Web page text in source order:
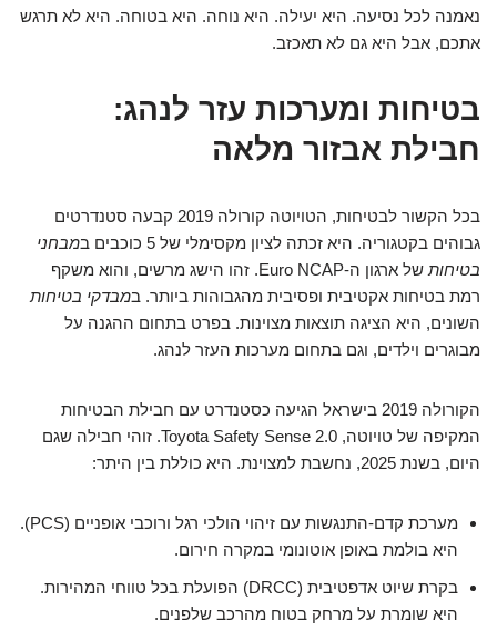
נאמנה לכל נסיעה. היא יעילה. היא נוחה. היא בטוחה. היא לא תרגש
אתכם, אבל היא גם לא תאכזב.
בטיחות ומערכות עזר לנהג:
חבילת אבזור מלאה
בכל הקשור לבטיחות, הטויוטה קורולה 2019 קבעה סטנדרטים
גבוהים בקטגוריה. היא זכתה לציון מקסימלי של 5 כוכבים ב
מבחני
בטיחות
של ארגון ה-Euro NCAP. זהו הישג מרשים, והוא משקף
רמת בטיחות אקטיבית ופסיבית מהגבוהות ביותר. במבדקי בטיחות
השונים, היא הציגה תוצאות מצוינות. בפרט בתחום ההגנה על
מבוגרים וילדים, וגם בתחום מערכות העזר לנהג.
הקורולה 2019 בישראל הגיעה כסטנדרט עם חבילת הבטיחות
המקיפה של טויוטה, Toyota Safety Sense 2.0. זוהי חבילה שגם
היום, בשנת 2025, נחשבת למצוינת. היא כוללת בין היתר:
מערכת קדם-התנגשות עם זיהוי הולכי רגל ורוכבי אופניים (PCS).
היא בולמת באופן אוטונומי במקרה חירום.
בקרת שיוט אדפטיבית (DRCC) הפועלת בכל טווחי המהירות.
היא שומרת על מרחק בטוח מהרכב שלפנים.